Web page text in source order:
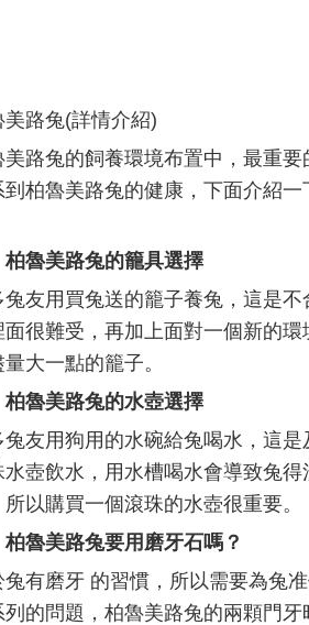
美路兔(詳情介紹)
美路兔的飼養環境布置中，最重
到柏魯美路兔的健康，下面介紹
柏魯美路兔的籠具選擇
兔友用買兔送的籠子養兔，這是
面很難受，再加上面對一個新的
大一點的籠子。
柏魯美路兔的水壺選擇
兔友用狗用的水碗給兔喝水，這
壺飲水，用水槽喝水會導致兔
以購買一個滾珠的水壺很重要。
柏魯美路兔要用磨牙石嗎？
兔有磨牙 的習慣，所以需要為兔
列的問題，柏魯美路兔的兩顆門